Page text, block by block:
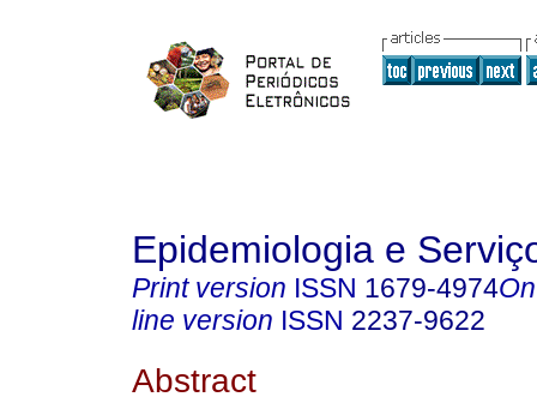
Epidemiologia e
Print version ISSN 1679-4974
line version ISSN 2237-9622
Abstract